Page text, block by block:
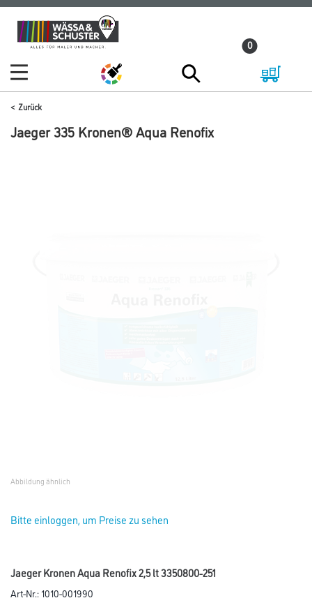
Zum
Inhalt
Zum
Navigationsmenü
0
Zurück
Jaeger 335 Kronen® Aqua Renofix
Abbildung ähnlich
Bitte einloggen, um Preise zu sehen
Jaeger Kronen Aqua Renofix 2,5 lt 3350800-251
Art-Nr.:1010-001990